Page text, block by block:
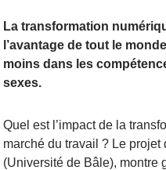
La transformation
l’avantage de tout le
moins dans les
sexes.
Quel est l’impact de la
marché du travail ? Le
(Université de Bâle), montre